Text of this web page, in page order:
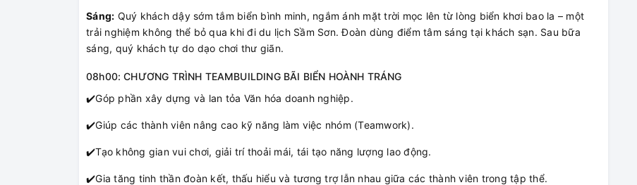
Sáng: Quý khách dậy sớm tắm biển bình minh, ngắm ánh mặt trời mọc lên từ lòng biển khơi bao la – một
trải nghiệm không thể bỏ qua khi đi du lịch Sầm Sơn. Đoàn dùng điểm tâm sáng tại khách sạn. Sau bữa
sáng, quý khách tự do dạo chơi thư giãn.
08h00: CHƯƠNG TRÌNH TEAMBUILDING BÃI BIỂN HOÀNH TRÁNG
✔️Góp phần xây dựng và lan tỏa Văn hóa doanh nghiệp.
✔️Giúp các thành viên nâng cao kỹ năng làm việc nhóm (Teamwork).
✔️Tạo không gian vui chơi, giải trí thoải mái, tái tạo năng lượng lao động.
✔️Gia tăng tinh thần đoàn kết, thấu hiểu và tương trợ lẫn nhau giữa các thành viên trong tập thể.